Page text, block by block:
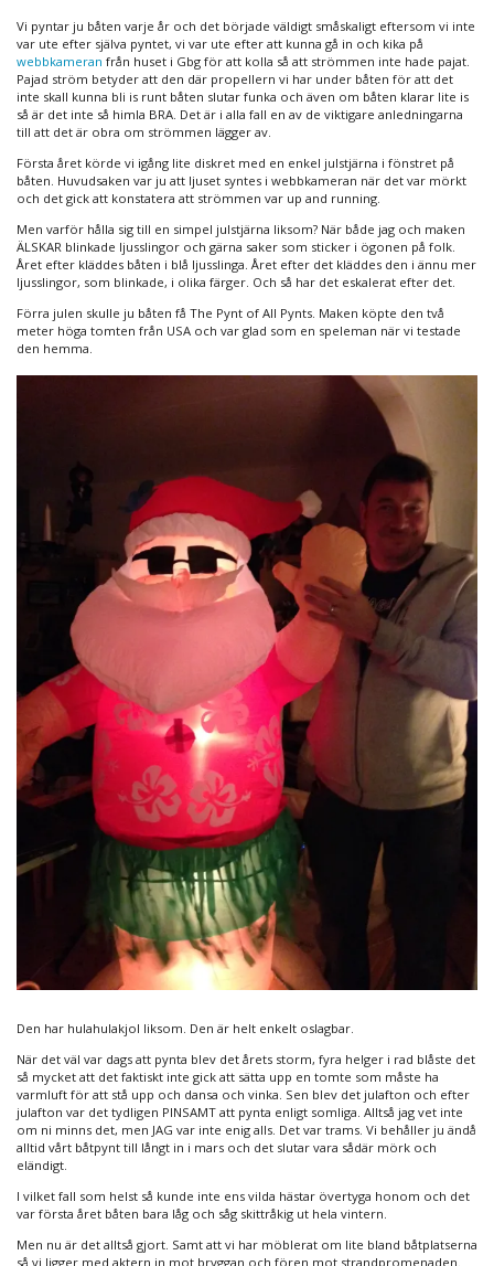
Presenting
Julbåten
Vi pyntar ju båten varje år och det började väldigt småskaligt eftersom vi inte
var ute efter själva pyntet, vi var ute efter att kunna gå in och kika på
webbkameran från huset i Gbg för att kolla så att strömmen inte hade pajat.
Pajad ström betyder att den där propellern vi har under båten för att det
inte skall kunna bli is runt båten slutar funka och även om båten klarar lite is
så är det inte så himla BRA. Det är i alla fall en av de viktigare anledningarna
till att det är obra om strömmen lägger av.
Första året körde vi igång lite diskret med en enkel julstjärna i fönstret på
båten. Huvudsaken var ju att ljuset syntes i webbkameran när det var mörkt
och det gick att konstatera att strömmen var up and running.
Men varför hålla sig till en simpel julstjärna liksom? När både jag och maken
ÄLSKAR blinkade ljusslingor och gärna saker som sticker i ögonen på folk.
Året efter kläddes båten i blå ljusslinga. Året efter det kläddes den i ännu mer
ljusslingor, som blinkade, i olika färger. Och så har det eskalerat efter det.
Förra julen skulle ju båten få The Pynt of All Pynts. Maken köpte den två
meter höga tomten från USA och var glad som en speleman när vi testade
den hemma.
Den har hulahulakjol liksom. Den är helt enkelt oslagbar.
När det väl var dags att pynta blev det årets storm, fyra helger i rad blåste det
så mycket att det faktiskt inte gick att sätta upp en tomte som måste ha
varmluft för att stå upp och dansa och vinka. Sen blev det julafton och efter
julafton var det tydligen PINSAMT att pynta enligt somliga. Alltså jag vet inte
om ni minns det, men JAG var inte enig alls. Det var trams. Vi behåller ju ändå
alltid vårt båtpynt till långt in i mars och det slutar vara sådär mörk och
eländigt.
I vilket fall som helst så kunde inte ens vilda hästar övertyga honom och det
var första året båten bara låg och såg skittråkig ut hela vintern.
Men nu är det alltså gjort. Samt att vi har möblerat om lite bland båtplatserna
så vi ligger med aktern in mot bryggan och fören mot strandpromenaden.